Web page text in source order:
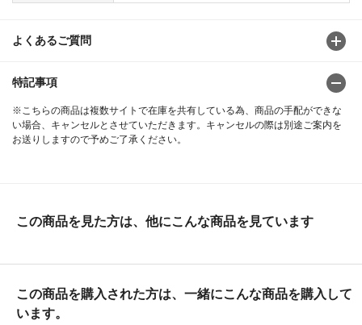
よくあるご質問
特記事項
※こちらの商品は複数サイトで在庫を共有している為、商品の手配ができな
い場合、キャンセルとさせていただきます。キャンセルの際は別途ご案内を
お送りしますので予めご了承ください。
この商品を見た方は、他にこんな商品を見ています
この商品を購入された方は、一緒にこんな商品を購入して
います。